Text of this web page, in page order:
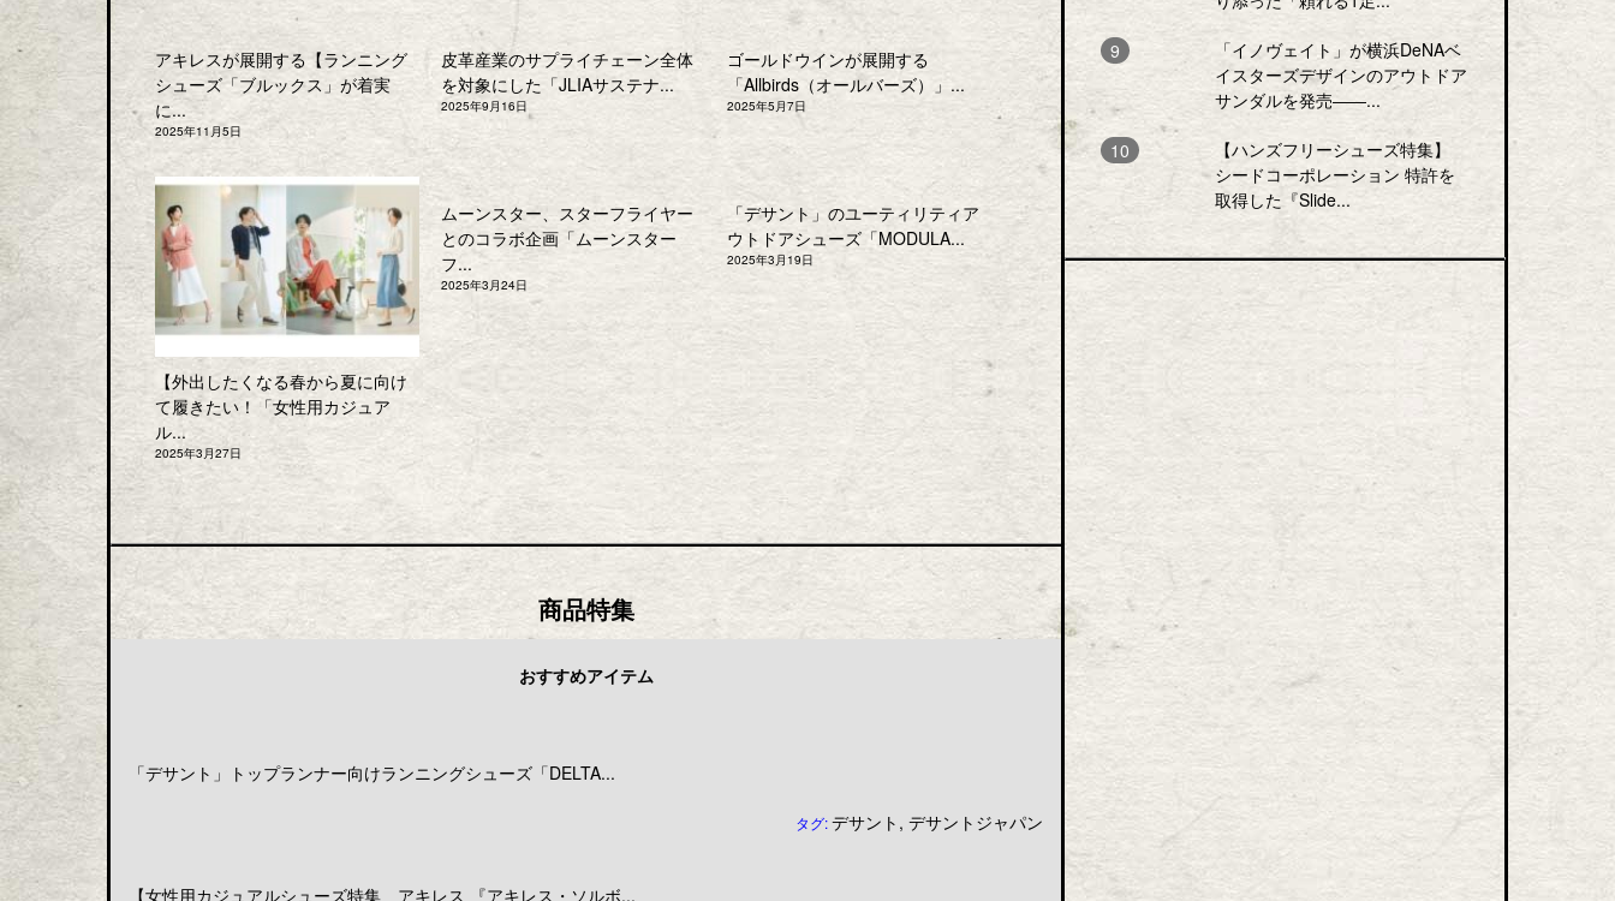
アキレスが展開する【ランニング
シューズ「ブルックス」が着実
に...
2025年11月5日
皮革産業のサプライチェーン全体
を対象にした「JLIAサステナ...
2025年9月16日
ゴールドウインが展開する
「Allbirds（オールバーズ）」...
2025年5月7日
【外出したくなる春から夏に向け
て履きたい！「女性用カジュア
ル...
2025年3月27日
ムーンスター、スターフライヤー
とのコラボ企画「ムーンスター
フ...
2025年3月24日
「デサント」のユーティリティア
ウトドアシューズ「MODULA...
2025年3月19日
商品特集
おすすめアイテム
「デサント」トップランナー向けランニングシューズ「DELTA...
タグ:デサント , デサントジャパン
【女性用カジュアルシューズ特集 アキレス 『アキレス・ソルボ...
「イノヴェイト」が横浜DeNAベ
イスターズデザインのアウトドア
サンダルを発売――...
【ハンズフリーシューズ特集】
シードコーポレーション 特許を
取得した『Slide...